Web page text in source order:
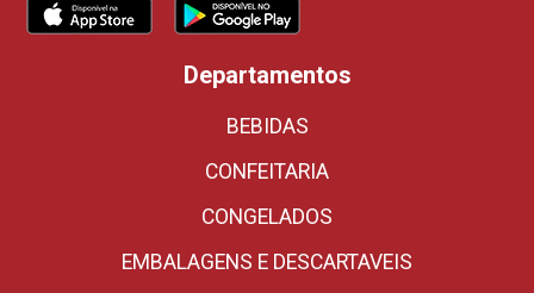
Departamentos
BEBIDAS
CONFEITARIA
CONGELADOS
EMBALAGENS E DESCARTAVEIS